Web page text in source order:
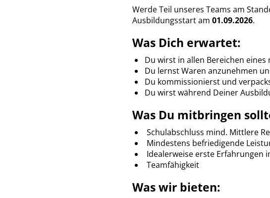
Werde Teil unseres Teams am
Ausbildungsstart am 01.09.2026.
Was Dich erwartet:
Du wirst in allen Bereichen
Du lernst Waren anzunehmen
Du kommissionierst und
Du wirst während Deiner
Was Du mitbringen
Schulabschluss mind. Mittlere
Mindestens befriedigende
Idealerweise erste Erfahrungen
Teamfähigkeit
Was wir bieten: